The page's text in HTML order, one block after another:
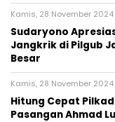
Kamis, 28 November
Sudaryono
Jangkrik di Pilgub
Besar
Kamis, 28 November
Hitung Cepat
Pasangan Ahmad